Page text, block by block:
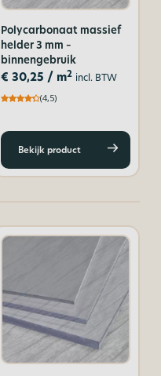
Polycarbonaat massief
helder 3 mm –
binnengebruik
€ 30,25 / m2 incl. BTW
(4,5)
Bekijk product